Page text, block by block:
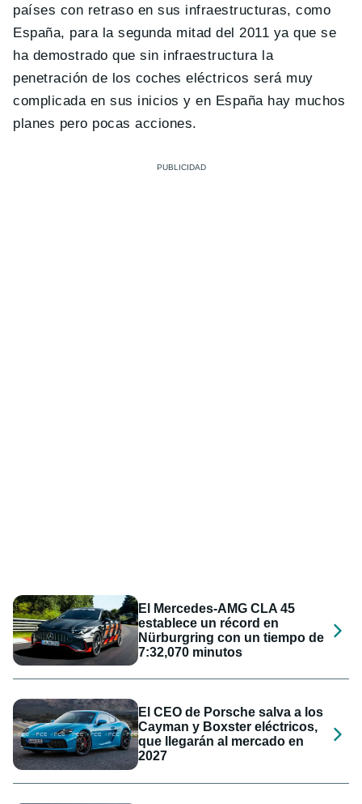
países con retraso en sus infraestructuras, como
España, para la segunda mitad del 2011 ya que se
ha demostrado que sin infraestructura la
penetración de los coches eléctricos será muy
complicada en sus inicios y en España hay muchos
planes pero pocas acciones.
El Mercedes-AMG CLA 45
establece un récord en
Nürburgring con un tiempo de
7:32,070 minutos
El CEO de Porsche salva a los
Cayman y Boxster eléctricos,
que llegarán al mercado en
2027